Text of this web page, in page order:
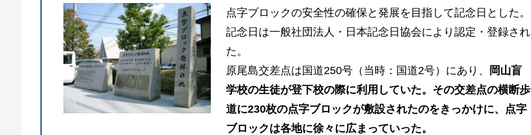
点字ブロックの安全性の確保と発展を目指して記念日とした。
記念日は一般社団法人・日本記念日協会により認定・登録され
た。
原尾島交差点は国道250号（当時：国道2号）にあり、
岡山盲
学校の生徒が登下校の際に利用していた。その交差点の横断歩
道に230枚の点字ブロックが敷設されたのをきっかけに、点字
ブロックは各地に徐々に広まっていった。